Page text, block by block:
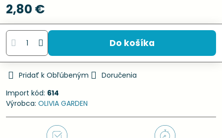
2,80 €
Do košíka
Pridať k Obľúbeným
Doručenia
Import kód: 614
Výrobca: OLIVIA GARDEN